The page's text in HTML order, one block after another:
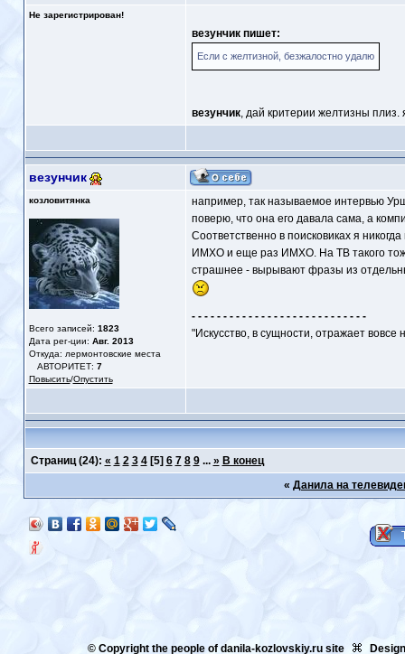
Не зарегистрирован!
везунчик пишет:
Если с желтизной, безжалостно удалю
везунчик, дай критерии желтизны плиз.
везунчик
козловитянка
Всего записей: 1823
Дата рег-ции: Авг. 2013
Откуда: лермонтовские места
АВТОРИТЕТ: 7
Повысить/Опустить
например, так называемое интервью
поверю, что она его давала сама, а
Соответственно в поисковиках я
ИМХО и еще раз ИМХО. На ТВ такого
страшнее - вырывают фразы из
- - - - - - - - - - - - - - - - - - - - - - - - - - - -
"Искусство, в сущности, отражает
Страниц(24): « 1 2 3 4[5] 6 7 8 9... » В конец
« Данила на
© Copyright the people of danila-kozlovskiy.ru site